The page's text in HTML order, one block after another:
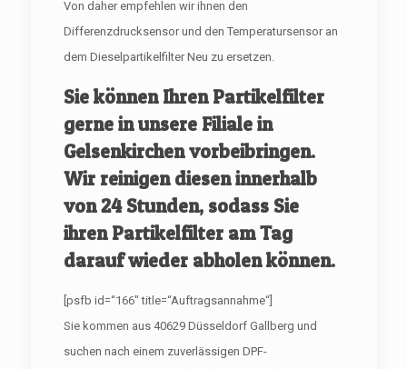
Von daher empfehlen wir ihnen den
Differenzdrucksensor und den Temperatursensor an
dem Dieselpartikelfilter Neu zu ersetzen.
Sie können Ihren Partikelfilter
gerne in unsere Filiale in
Gelsenkirchen vorbeibringen.
Wir reinigen diesen innerhalb
von 24 Stunden, sodass Sie
ihren Partikelfilter am Tag
darauf wieder abholen können.
[psfb id=“166″ title=“Auftragsannahme“]
Sie kommen aus 40629 Düsseldorf Gallberg und
suchen nach einem zuverlässigen DPF-